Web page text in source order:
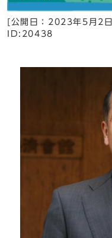
[公開日： 2023年5月2日
ID:20438